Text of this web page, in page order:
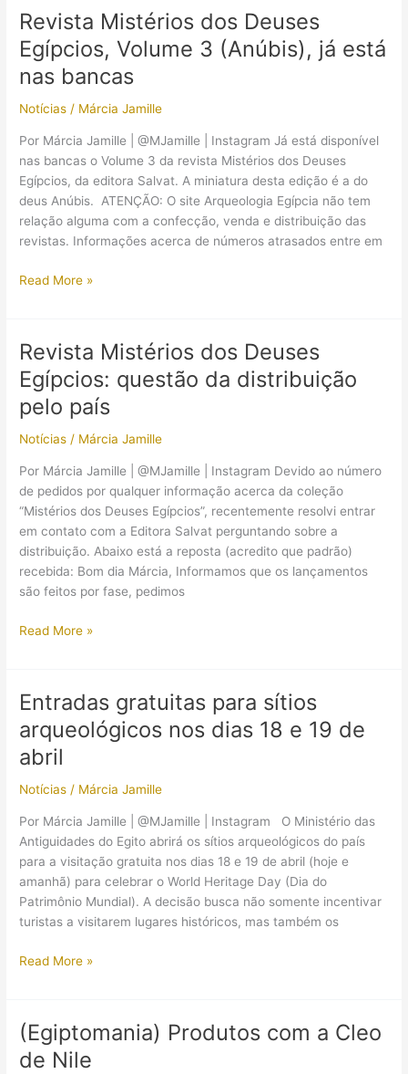
o
clipe
Dark
Horse”
de
Perry
Revista Mistérios dos Deuses
Egípcios, Volume 3 (Anúbis), já está
nas bancas
Notícias / Márcia Jamille
Por Márcia Jamille | @MJamille | Instagram Já está disponível
nas bancas o Volume 3 da revista Mistérios dos Deuses
Egípcios, da editora Salvat. A miniatura desta edição é a do
deus Anúbis. ATENÇÃO: O site Arqueologia Egípcia não tem
relação alguma com a confecção, venda e distribuição das
revistas. Informações acerca de números atrasados entre em
Revista
Egípcios,
Volume
3
(Anúbis),
já
nas
bancas
Read More »
Revista Mistérios dos Deuses
Egípcios: questão da distribuição
pelo país
Notícias / Márcia Jamille
Por Márcia Jamille | @MJamille | Instagram Devido ao número
de pedidos por qualquer informação acerca da coleção
“Mistérios dos Deuses Egípcios”, recentemente resolvi entrar
em contato com a Editora Salvat perguntando sobre a
distribuição. Abaixo está a reposta (acredito que padrão)
recebida: Bom dia Márcia, Informamos que os lançamentos
são feitos por fase, pedimos
Revista
Egípcios:
questão
da
distribuição
pelo
Read More »
Entradas gratuitas para sítios
arqueológicos nos dias 18 e 19 de
abril
Notícias / Márcia Jamille
Por Márcia Jamille | @MJamille | Instagram O Ministério das
Antiguidades do Egito abrirá os sítios arqueológicos do país
para a visitação gratuita nos dias 18 e 19 de abril (hoje e
amanhã) para celebrar o World Heritage Day (Dia do
Patrimônio Mundial). A decisão busca não somente incentivar
turistas a visitarem lugares históricos, mas também os
Entradas
sítios
arqueológicos
nos
Read More »
(Egiptomania) Produtos com a Cleo
de Nile